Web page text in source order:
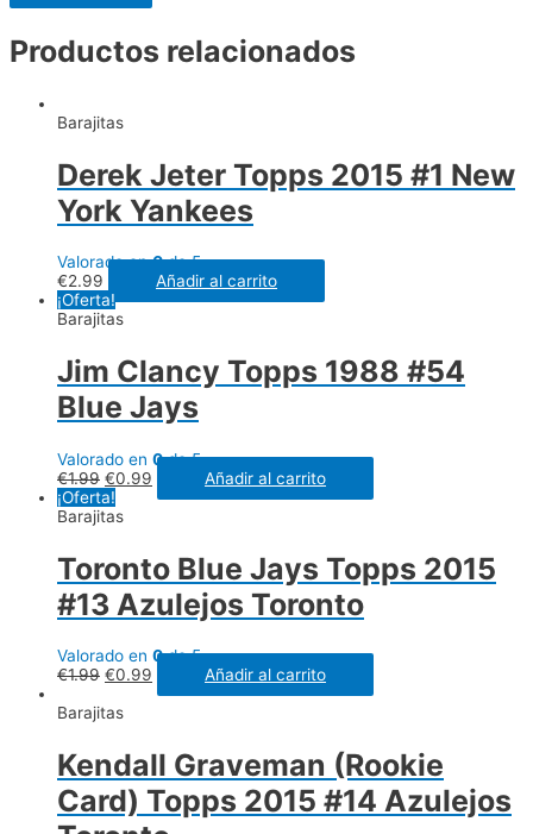
Productos relacionados
Barajitas
Derek Jeter Topps 2015 #1 New
York Yankees
Valorado en0de 5
€2.99
Añadir al carrito
¡Oferta!
Barajitas
Jim Clancy Topps 1988 #54
Blue Jays
Valorado en 0de 5
€1.99 €0.99
Añadir al carrito
¡Oferta!
Barajitas
Toronto Blue Jays Topps 2015
#13 Azulejos Toronto
Valorado en 0de 5
€1.99 €0.99
Añadir al carrito
Barajitas
Kendall Graveman (Rookie
Card) Topps 2015 #14 Azulejos